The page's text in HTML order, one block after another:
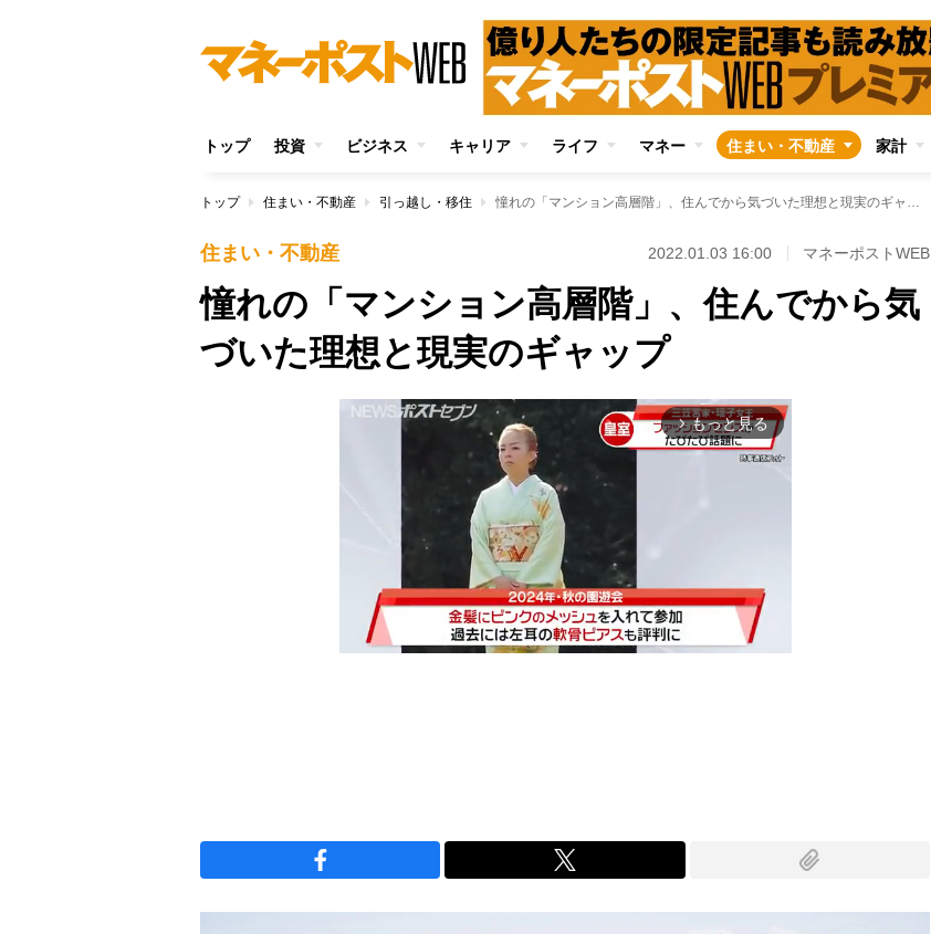
トップ 投資 ビジネス キャリア ライフ マネー 住まい・不動産 家計
トップ 住まい・不動産 引っ越し・移住 憧れの「マンション高層階」、住んでから気づいた理想と現実のギャップ
住まい・不動産 2022.01.03 16:00 マネーポストWEB
憧れの「マンション高層階」、住んでから気
づいた理想と現実のギャップ
arrow_forward_ios もっと見る